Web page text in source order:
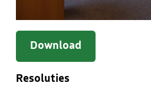
Download
Resoluties